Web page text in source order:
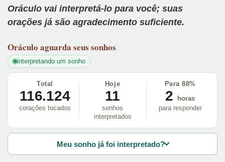
Oráculo vai interpretá-lo para você; suas
orações já são agradecimento suficiente.
Oráculo aguarda seus sonhos
interpretando um sonho
Total
116.124
corações tocados
Hoje
11
sonhos
interpretados
Para 88%
2
horas
para responder
Meu sonho já foi interpretado?